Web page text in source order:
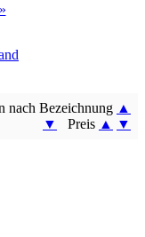
nach Bezeichnung ▲
▼
Preis ▲ ▼